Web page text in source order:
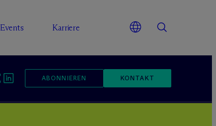
Events Karriere
ABONNIEREN KONTAKT